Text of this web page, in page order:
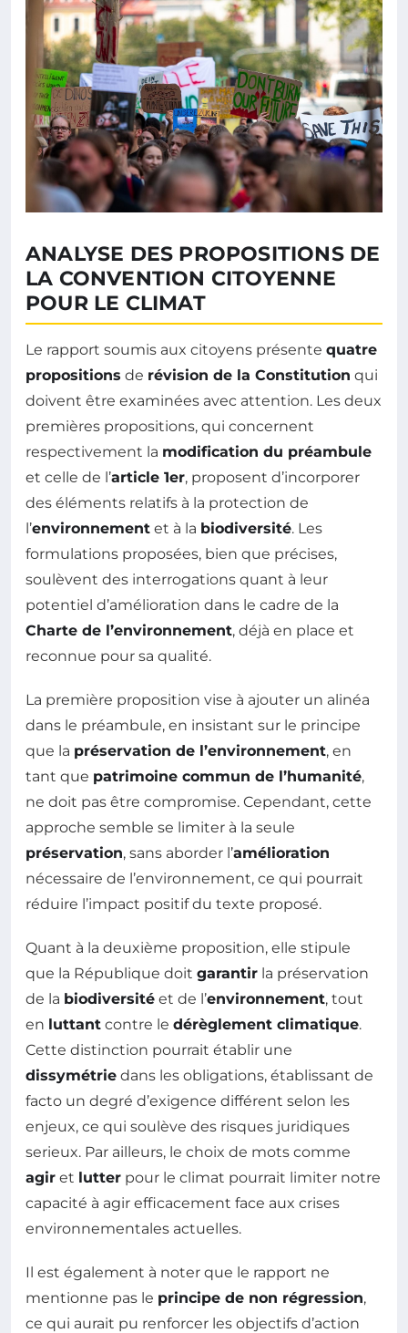
ANALYSE DES PROPOSITIONS DE
LA CONVENTION CITOYENNE
POUR LE CLIMAT
Le rapport soumis aux citoyens présente quatre
propositions de révision de la Constitution qui
doivent être examinées avec attention. Les deux
premières propositions, qui concernent
respectivement la modification du préambule
et celle de l’article 1er, proposent d’incorporer
des éléments relatifs à la protection de
l’environnement et à la biodiversité. Les
formulations proposées, bien que précises,
soulèvent des interrogations quant à leur
potentiel d’amélioration dans le cadre de la
Charte de l’environnement, déjà en place et
reconnue pour sa qualité.
La première proposition vise à ajouter un alinéa
dans le préambule, en insistant sur le principe
que la préservation de l’environnement, en
tant que patrimoine commun de l’humanité,
ne doit pas être compromise. Cependant, cette
approche semble se limiter à la seule
préservation, sans aborder l’amélioration
nécessaire de l’environnement, ce qui pourrait
réduire l’impact positif du texte proposé.
Quant à la deuxième proposition, elle stipule
que la République doit garantir la préservation
de la biodiversité et de l’environnement, tout
en luttant contre le dérèglement climatique.
Cette distinction pourrait établir une
dissymétrie dans les obligations, établissant de
facto un degré d’exigence différent selon les
enjeux, ce qui soulève des risques juridiques
serieux. Par ailleurs, le choix de mots comme
agir et lutter pour le climat pourrait limiter notre
capacité à agir efficacement face aux crises
environnementales actuelles.
Il est également à noter que le rapport ne
mentionne pas le principe de non régression,
ce qui aurait pu renforcer les objectifs d’action